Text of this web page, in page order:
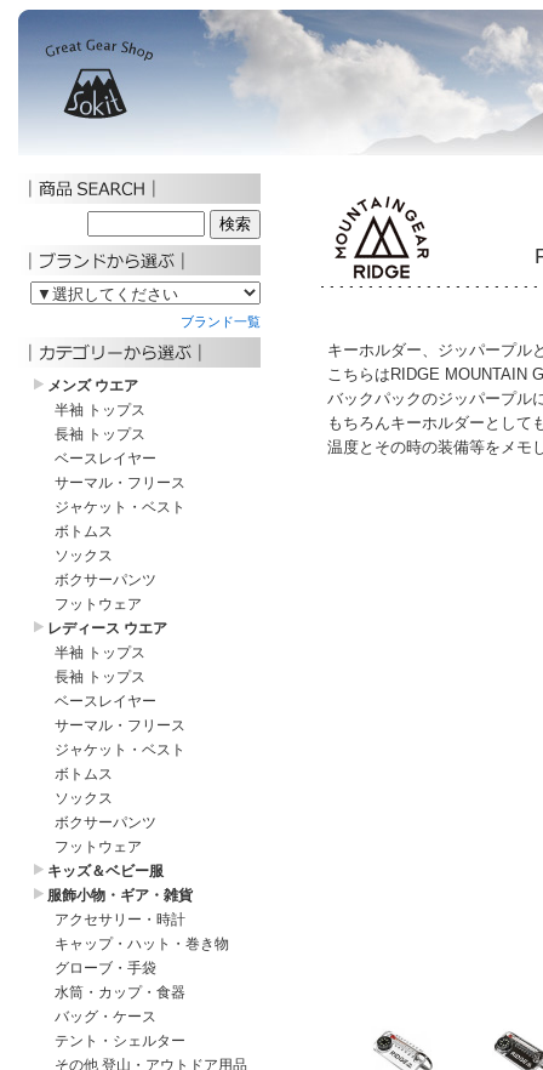
キーホルダー、ジッパープル
こちらはRIDGE MOUNTAIN
バックパックのジッパープル
もちろんキーホルダーとして
温度とその時の装備等をメモ